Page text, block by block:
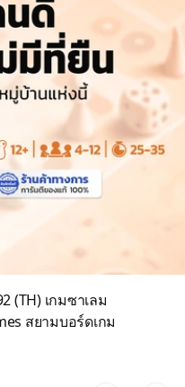
(TH) เกมซาเลม
สยามบอร์ดเกม